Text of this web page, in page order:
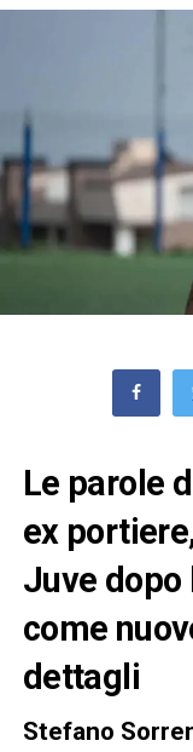
Le parole
ex
Juve dopo
come
dettagli
Stefano